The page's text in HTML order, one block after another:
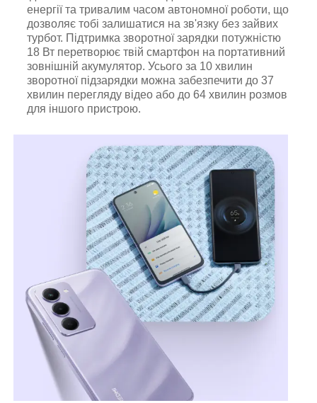
енергії та тривалим часом автономної роботи, що
дозволяє тобі залишатися на зв'язку без зайвих
турбот. Підтримка зворотної зарядки потужністю
18 Вт перетворює твій смартфон на портативний
зовнішній акумулятор. Усього за 10 хвилин
зворотної підзарядки можна забезпечити до 37
хвилин перегляду відео або до 64 хвилин розмов
для іншого пристрою.